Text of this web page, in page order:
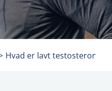
Hvad er lavt testosteron?